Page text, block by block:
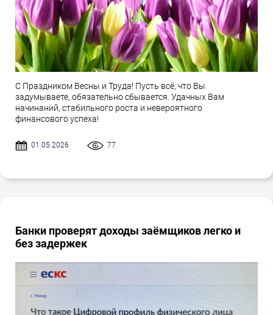
С Праздником Весны и Труда! Пусть всё, что Вы
задумываете, обязательно сбывается. Удачных Вам
начинаний, стабильного роста и невероятного
финансового успеха!
01.05.2026 77
Банки проверят доходы заёмщиков легко и
без задержек